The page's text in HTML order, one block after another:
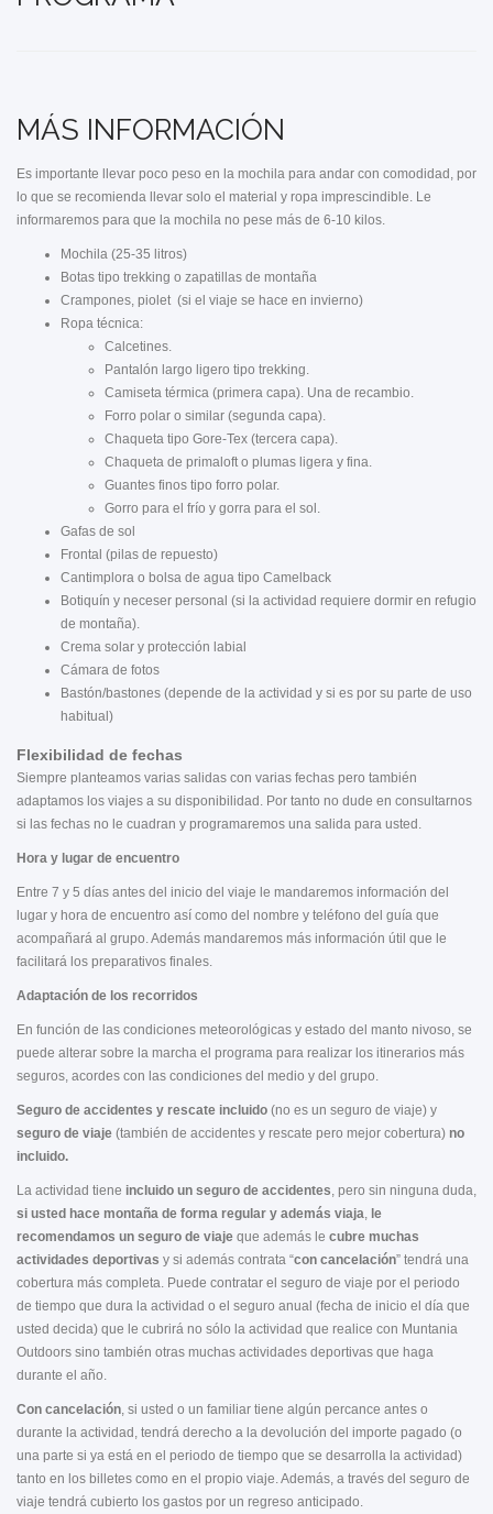
MÁS INFORMACIÓN
Es importante llevar poco peso en la mochila para andar con comodidad, por
lo que se recomienda llevar solo el material y ropa imprescindible. Le
informaremos para que la mochila no pese más de 6-10 kilos.
Mochila (25-35 litros)
Botas tipo trekking o zapatillas de montaña
Crampones, piolet (si el viaje se hace en invierno)
Ropa técnica:
Calcetines.
Pantalón largo ligero tipo trekking.
Camiseta térmica (primera capa). Una de recambio.
Forro polar o similar (segunda capa).
Chaqueta tipo Gore-Tex (tercera capa).
Chaqueta de primaloft o plumas ligera y fina.
Guantes finos tipo forro polar.
Gorro para el frío y gorra para el sol.
Gafas de sol
Frontal (pilas de repuesto)
Cantimplora o bolsa de agua tipo Camelback
Botiquín y neceser personal (si la actividad requiere dormir en refugio
de montaña).
Crema solar y protección labial
Cámara de fotos
Bastón/bastones (depende de la actividad y si es por su parte de uso
habitual)
Flexibilidad de fechas
Siempre planteamos varias salidas con varias fechas pero también
adaptamos los viajes a su disponibilidad. Por tanto no dude en consultarnos
si las fechas no le cuadran y programaremos una salida para usted.
Hora y lugar de encuentro
Entre 7 y 5 días antes del inicio del viaje le mandaremos información del
lugar y hora de encuentro así como del nombre y teléfono del guía que
acompañará al grupo. Además mandaremos más información útil que le
facilitará los preparativos finales.
Adaptación de los recorridos
En función de las condiciones meteorológicas y estado del manto nivoso, se
puede alterar sobre la marcha el programa para realizar los itinerarios más
seguros, acordes con las condiciones del medio y del grupo.
Seguro de accidentes y rescate incluido (no es un seguro de viaje) y
seguro de viaje (también de accidentes y rescate pero mejor cobertura) no
incluido.
La actividad tiene incluido un seguro de accidentes, pero sin ninguna duda,
si usted hace montaña de forma regular y además viaja, le
recomendamos un seguro de viaje que además le cubre muchas
actividades deportivas y si además contrata “con cancelación” tendrá una
cobertura más completa. Puede contratar el seguro de viaje por el periodo
de tiempo que dura la actividad o el seguro anual (fecha de inicio el día que
usted decida) que le cubrirá no sólo la actividad que realice con Muntania
Outdoors sino también otras muchas actividades deportivas que haga
durante el año.
Con cancelación, si usted o un familiar tiene algún percance antes o
durante la actividad, tendrá derecho a la devolución del importe pagado (o
una parte si ya está en el periodo de tiempo que se desarrolla la actividad)
tanto en los billetes como en el propio viaje. Además, a través del seguro de
viaje tendrá cubierto los gastos por un regreso anticipado.